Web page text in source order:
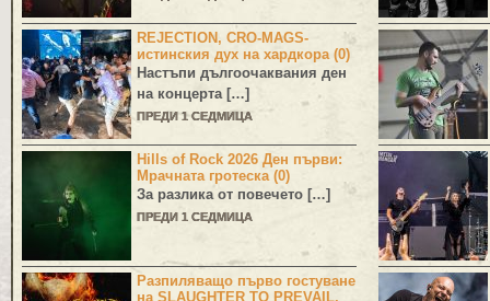
REJECTION, CRO-MAGS-
истинския дух на хардкора (0)
Настъпи дългоочаквания ден
на концерта […]
ПРЕДИ 1 СЕДМИЦА
Hills of Rock 2026 Ден първи:
Мрачната гротеска (0)
За разлика от повечето […]
ПРЕДИ 1 СЕДМИЦА
Разпиляващо първо гостуване
на SLAUGHTER TO PREVAIL,